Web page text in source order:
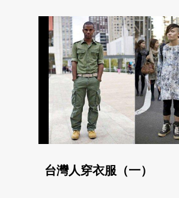
台灣人穿衣服（一）